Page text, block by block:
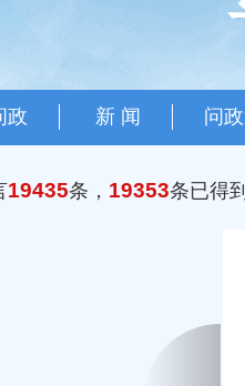
政 新 闻 问
19435条， 19353条已得
Next